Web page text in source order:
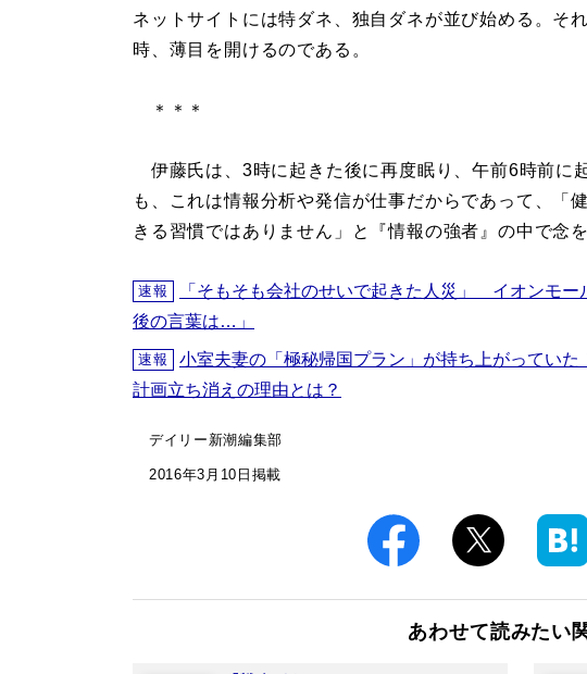
ネットサイトには特ダネ、独自ダネが並び始める。そ
時、薄目を開けるのである。
＊＊＊
伊藤氏は、3時に起きた後に再度眠り、午前6時前に
も、これは情報分析や発信が仕事だからであって、「
きる習慣ではありません」と『情報の強者』の中で念
速報
「そもそも会社のせいで起きた人災」 イオンモ
後の言葉は…」
速報
小室夫妻の「極秘帰国プラン」が持ち上がって
計画立ち消えの理由とは？
デイリー新潮編集部
2016年3月10日掲載
あわせて読みたい